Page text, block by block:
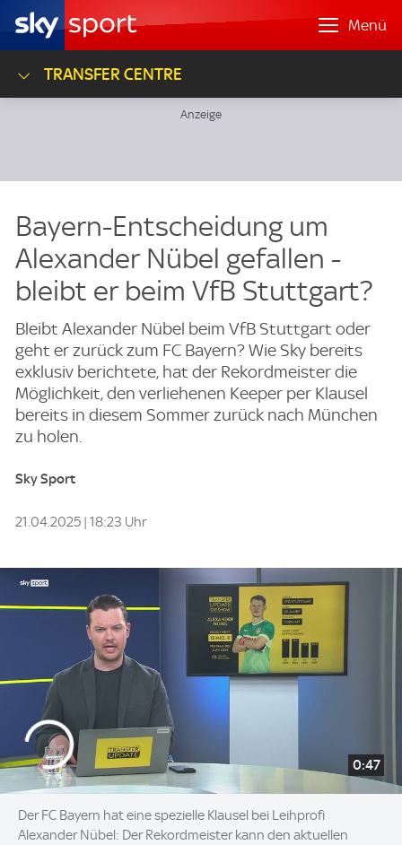
Menü
TRANSFER CENTRE
Bayern-Entscheidung um
Alexander Nübel gefallen -
bleibt er beim VfB Stuttgart?
Bleibt Alexander Nübel beim VfB Stuttgart oder
geht er zurück zum FC Bayern? Wie Sky bereits
exklusiv berichtete, hat der Rekordmeister die
Möglichkeit, den verliehenen Keeper per Klausel
bereits in diesem Sommer zurück nach München
zu holen.
Sky Sport
21.04.2025 | 18:23 Uhr
0:47
Der FC Bayern hat eine spezielle Klausel bei Leihprofi
Alexander Nübel: Der Rekordmeister kann den aktuellen